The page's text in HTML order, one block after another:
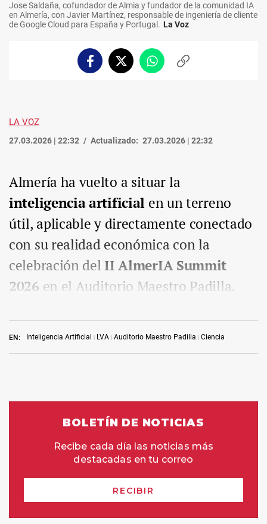
Jose Saldaña, cofundador de Almia y fundador de la comunidad IA
en Almería, con Javier Martínez, responsable de ingeniería de cliente
de Google Cloud para España y Portugal. La Voz
FacebookTwitterWhatsappCopiar
LA VOZ
27.03.2026 | 22:32 Actualizado: 27.03.2026 | 22:32
EN: Inteligencia Artificial LVA Auditorio Maestro Padilla Ciencia
Almería ha vuelto a situar la
inteligencia artificial en un terreno
útil, aplicable y directamente conectado
con su realidad económica con la
celebración delII AlmerIA Summit
2026 en el Auditorio Maestro Padilla.